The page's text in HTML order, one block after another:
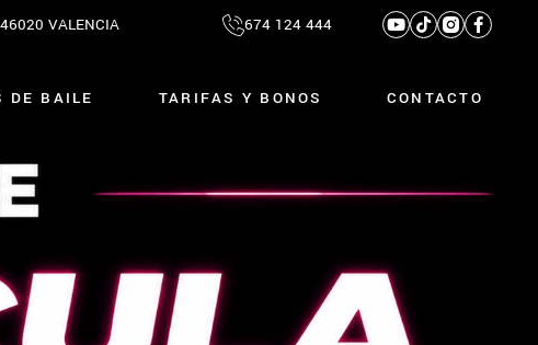
VALENCIA 674 124 444
DE BAILE TARIFAS Y BONOS CONTACTO